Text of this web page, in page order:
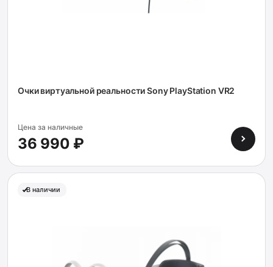
Очки виртуальной реальности Sony PlayStation VR2
Цена за наличные
36 990 ₽
В наличии